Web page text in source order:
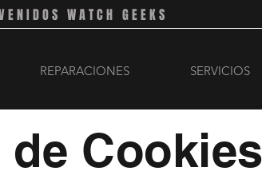
WATCH GEEKS
REPARACIONES SERVICIOS
Cookies